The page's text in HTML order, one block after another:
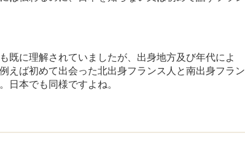
既に理解されていましたが、出身地方及び年代によ
えば初めて出会った北出身フランス人と南出身フラン
日本でも同様ですよね。